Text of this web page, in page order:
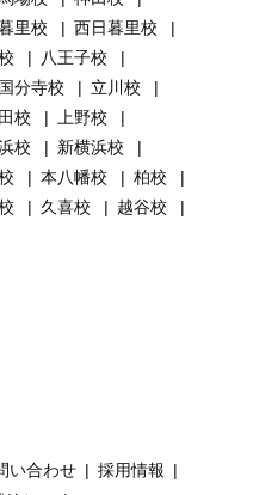
里校
西日暮里校
八王子校
分寺校
立川校
校
上野校
校
新横浜校
本八幡校
柏校
久喜校
越谷校
い合わせ
採用情報